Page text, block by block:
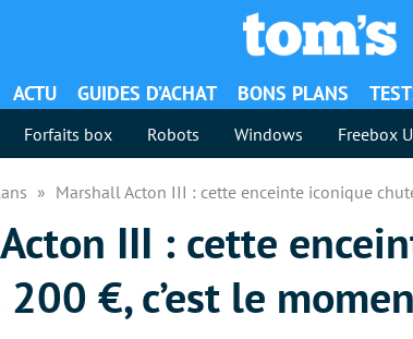
ACTU GUIDES D’ACHAT BONS PLANS
Forfaits box Robots Windows Freebox
Marshall Acton III : cette enceinte iconique
III : cette
200 €, c’est le